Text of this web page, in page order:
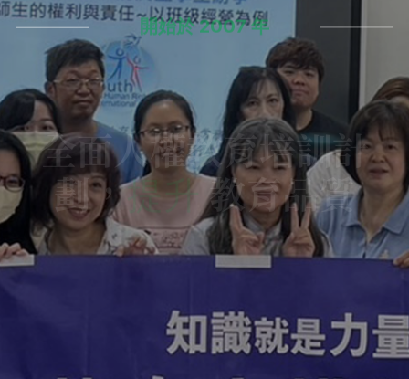
開始於 2007 年
全面人權教育培訓計
劃，提升 教育品質
提供全面的人權教育培訓，打造專業的教育隊伍。
我想要成為講師！